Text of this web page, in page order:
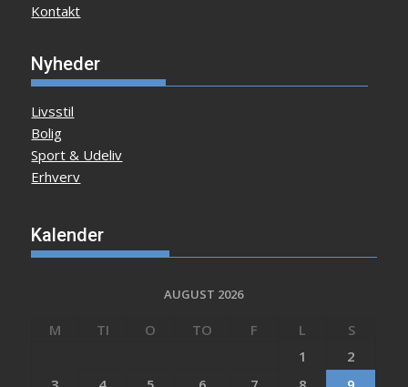
Kontakt
Nyheder
Livsstil
Bolig
Sport & Udeliv
Erhverv
Kalender
AUGUST 2026
M TI O TO F L
S
1
2